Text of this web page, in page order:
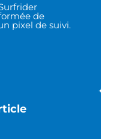
de
pixel de suivi.